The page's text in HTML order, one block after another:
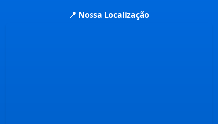
📍 Nossa Localização